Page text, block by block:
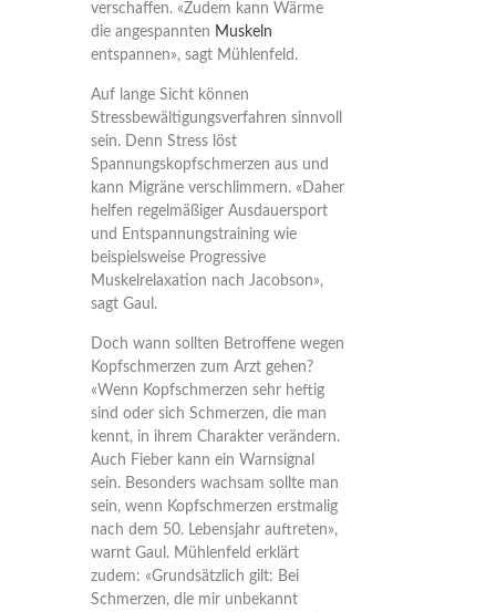
verschaffen. «Zudem kann Wärme
die angespannten Muskeln
entspannen», sagt Mühlenfeld.
Auf lange Sicht können
Stressbewältigungsverfahren sinnvoll
sein. Denn Stress löst
Spannungskopfschmerzen aus und
kann Migräne verschlimmern. «Daher
helfen regelmäßiger Ausdauersport
und Entspannungstraining wie
beispielsweise Progressive
Muskelrelaxation nach Jacobson»,
sagt Gaul.
Doch wann sollten Betroffene wegen
Kopfschmerzen zum Arzt gehen?
«Wenn Kopfschmerzen sehr heftig
sind oder sich Schmerzen, die man
kennt, in ihrem Charakter verändern.
Auch Fieber kann ein Warnsignal
sein. Besonders wachsam sollte man
sein, wenn Kopfschmerzen erstmalig
nach dem 50. Lebensjahr auftreten»,
warnt Gaul. Mühlenfeld erklärt
zudem: «Grundsätzlich gilt: Bei
Schmerzen, die mir unbekannt